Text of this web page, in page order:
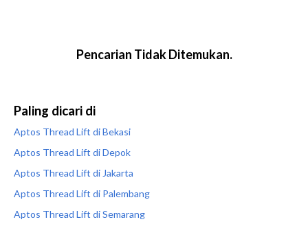
Paling dicari di
Aptos Thread Lift di Bekasi
Aptos Thread Lift di Depok
Aptos Thread Lift di Jakarta
Aptos Thread Lift di Palembang
Aptos Thread Lift di Semarang